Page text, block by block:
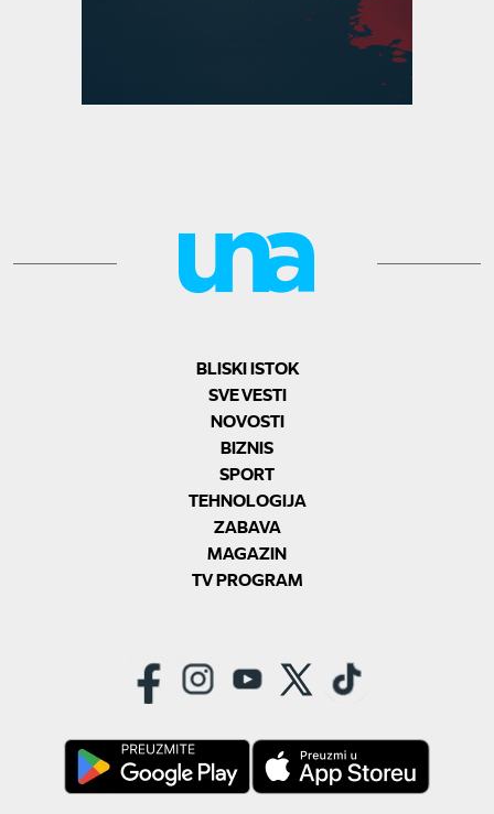
BLISKI ISTOK
SVE VESTI
NOVOSTI
BIZNIS
SPORT
TEHNOLOGIJA
ZABAVA
MAGAZIN
TV PROGRAM